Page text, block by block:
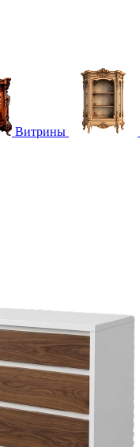
Витрины